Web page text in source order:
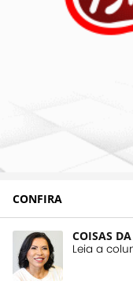
CONFIRA
COISAS
Leia a